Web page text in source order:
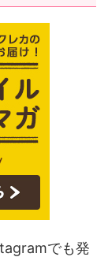
でも発